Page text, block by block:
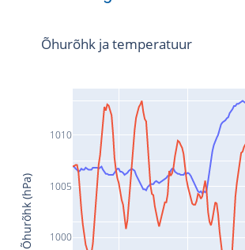
1000
1005
1010
Õhurõhk ja temperatuur
Õhurõhk (hPa)